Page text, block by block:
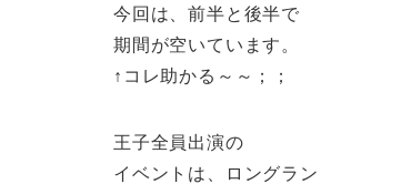
今回は、前半と後半で
期間が空いています。
↑コレ助かる～～；；
王子全員出演の
イベントは、ロングラン